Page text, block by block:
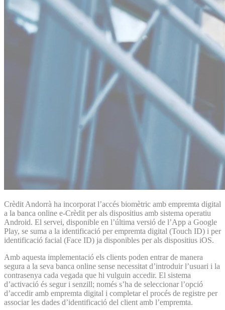
Crèdit Andorrà ha incorporat l’accés biomètric amb empremta digital
a la banca online e-Crèdit per als dispositius amb sistema operatiu
Android. El servei, disponible en l’última versió de l’App a Google
Play, se suma a la identificació per empremta digital (Touch ID) i per
identificació facial (Face ID) ja disponibles per als dispositius iOS.
Amb aquesta implementació els clients poden entrar de manera
segura a la seva banca online sense necessitat d’introduir l’usuari i la
contrasenya cada vegada que hi vulguin accedir. El sistema
d’activació és segur i senzill; només s’ha de seleccionar l’opció
d’accedir amb empremta digital i completar el procés de registre per
associar les dades d’identificació del client amb l’empremta.